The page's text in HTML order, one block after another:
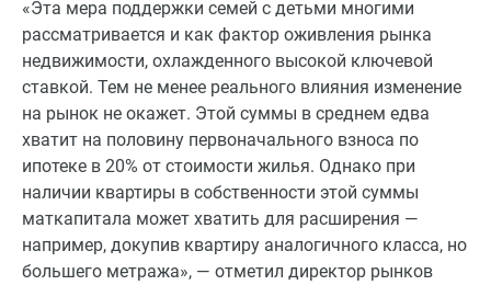
«Эта мера поддержки семей с детьми многими
рассматривается и как фактор оживления рынка
недвижимости, охлажденного высокой ключевой
ставкой. Тем не менее реального влияния изменение
на рынок не окажет. Этой суммы в среднем едва
хватит на половину первоначального взноса по
ипотеке в 20% от стоимости жилья. Однако при
наличии квартиры в собственности этой суммы
маткапитала может хватить для расширения —
например, докупив квартиру аналогичного класса, но
большего метража», — отметил директор рынков